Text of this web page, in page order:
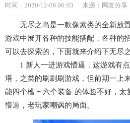
时间：2020-12-06 06:03 来源：网友分享
无尽之岛是一款像素类的全新放置
游戏中展开各种的技能搭配，各种的
可以去探索的，下面就来介绍下无尽
1 新人一进游戏懵逼，这游戏有点
塔，之类的刷刷刷游戏，但前期一上
能四个槽 + 六个装备 的体验不好，太
懵逼，老玩家嘲讽的局面。